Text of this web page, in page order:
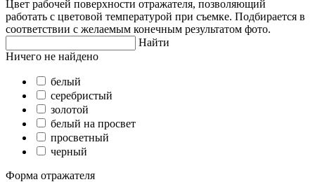
Цвет рабочей поверхности отражателя, позволяющий
работать с цветовой температурой при съемке. Подбирается в
соответствии с желаемым конечным результатом фото.
Найти
Ничего не найдено
белый
серебристый
золотой
белый на просвет
просветный
черный
Форма отражателя